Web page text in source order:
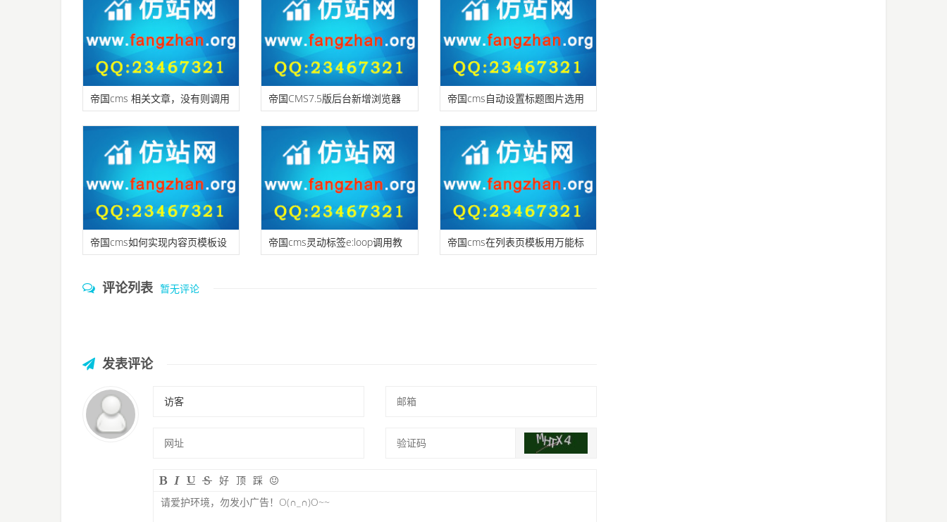
帝国cms 相关文章，没有则调用
最新文章
帝国CMS7.5版后台新增浏览器
USER-AGENT验证功能，更高安
全性
帝国cms自动设置标题图片选用
文章第一张图片
帝国cms如何实现内容页模板设
帝国cms灵动标签e:loop调用教
帝国cms在列表页模板用万能标
评论列表 暂无评论
发表评论
好 顶 踩